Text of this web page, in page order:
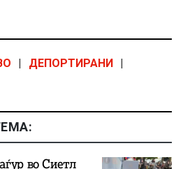
ДЕПОРТИРАНИ
во Сиетл